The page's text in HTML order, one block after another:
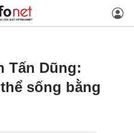
Tấn Dũng:
sống bằng